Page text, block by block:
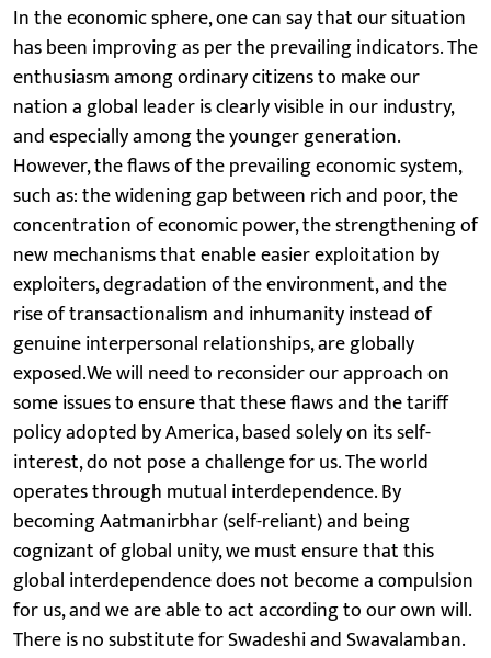
In the economic sphere, one can say that our situation
has been improving as per the prevailing indicators. The
enthusiasm among ordinary citizens to make our
nation a global leader is clearly visible in our industry,
and especially among the younger generation.
However, the flaws of the prevailing economic system,
such as: the widening gap between rich and poor, the
concentration of economic power, the strengthening of
new mechanisms that enable easier exploitation by
exploiters, degradation of the environment, and the
rise of transactionalism and inhumanity instead of
genuine interpersonal relationships, are globally
exposed.We will need to reconsider our approach on
some issues to ensure that these flaws and the tariff
policy adopted by America, based solely on its self-
interest, do not pose a challenge for us. The world
operates through mutual interdependence. By
becoming Aatmanirbhar (self-reliant) and being
cognizant of global unity, we must ensure that this
global interdependence does not become a compulsion
for us, and we are able to act according to our own will.
There is no substitute for Swadeshi and Swavalamban.